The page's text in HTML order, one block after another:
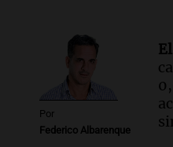
Audio.El ministro
Fe relativiza el
jubilaciones en
Panorama Federal
Episodios
Por
Federico Albarenque